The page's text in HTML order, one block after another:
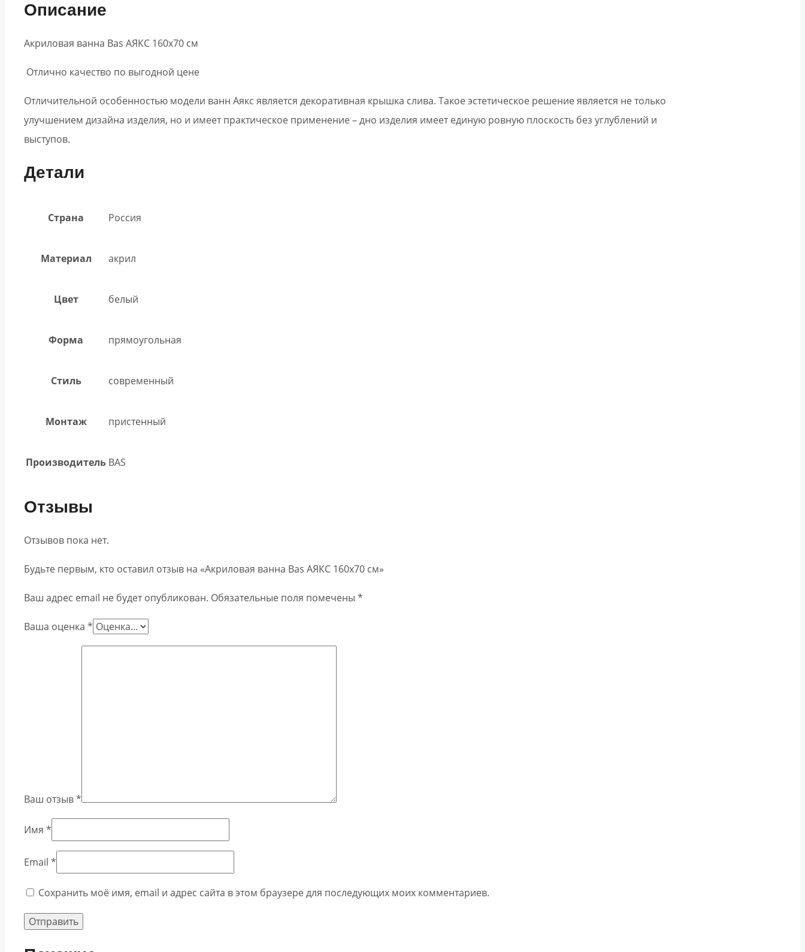
Описание
Акриловая ванна Bas АЯКС 160х70 см
Отлично качество по выгодной цене
Отличительной особенностью модели ванн Аякс является декоративная крышка слива. Такое эстетическое решение является не только
улучшением дизайна изделия, но и имеет практическое применение – дно изделия имеет единую ровную плоскость без углублений и
выступов.
Детали
Страна Россия
Материал акрил
Цвет белый
Форма прямоугольная
Стиль современный
Монтаж пристенный
Производитель BAS
Отзывы
Отзывов пока нет.
Будьте первым, кто оставил отзыв на «Акриловая ванна Bas АЯКС 160х70 см»
Ваш адрес email не будет опубликован. Обязательные поля помечены *
Ваша оценка *
Ваш отзыв*
Имя *
Email *
Сохранить моё имя, email и адрес сайта в этом браузере для последующих моих комментариев.